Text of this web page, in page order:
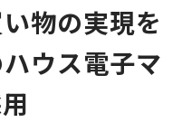
問
物の実現を
ウス電子マ